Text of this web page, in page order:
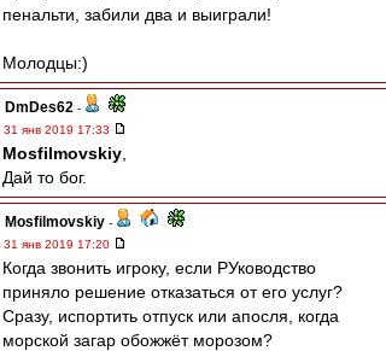
пенальти, забили два и выиграли!
Молодцы:)
DmDes62 -
31 янв 2019 17:33
Mosfilmovskiy
Дай то бог.
Mosfilmovskiy -
31 янв 2019 17:20
Когда звонить игроку, если РУководство
приняло решение отказаться от его услуг?
Сразу, испортить отпуск или апосля, когда
морской загар обожжёт морозом?